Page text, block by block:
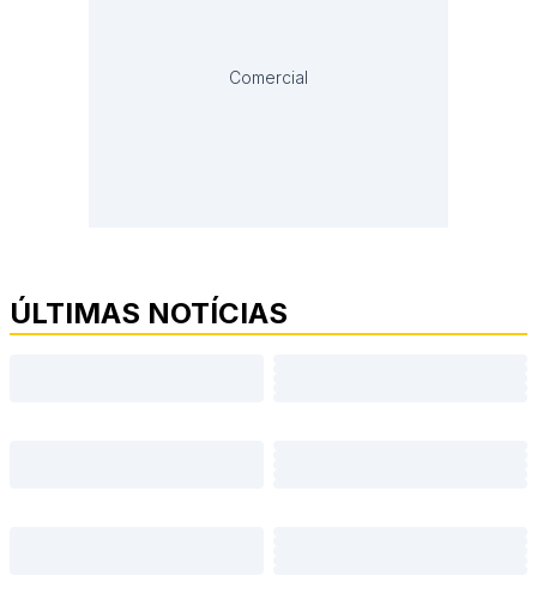
Comercial
ÚLTIMAS NOTÍCIAS